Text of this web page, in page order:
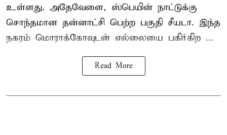
உள்ளது. அதேவேளை, ஸ்பெயின் நாட்டுக்கு
சொந்தமான தன்னாட்சி பெற்ற பகுதி சீயடா. இந்த
நகரம் மொராக்கோவுடன் எல்லையை பகிர்கிற ...
Read More